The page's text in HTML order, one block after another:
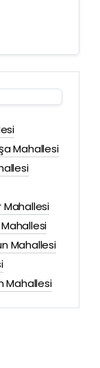
Mahallesi
Mahallesi
Mahallesi
Mahallesi